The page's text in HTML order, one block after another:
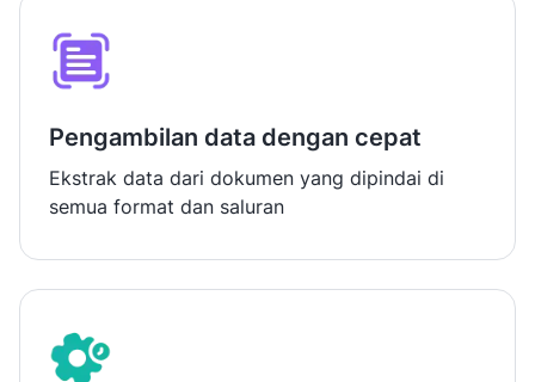
Pengambilan data dengan cepat
Ekstrak data dari dokumen yang dipindai di
semua format dan saluran